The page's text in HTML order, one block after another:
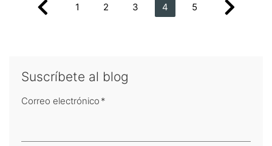
1 2 3 4 5
Suscríbete al blog
Correo electrónico *